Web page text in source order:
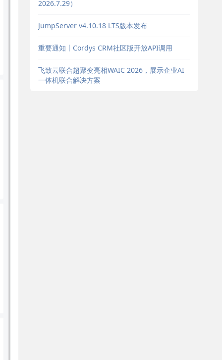
2026.7.29）
JumpServer v4.10.18 LTS版本发布
重要通知丨Cordys CRM社区版开放API调用
飞致云联合超聚变亮相WAIC 2026，展示企业AI
一体机联合解决方案